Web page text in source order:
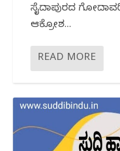
ಸೈದಾಪುರದ
ಆಕ್ರೋಶ...
READ MORE